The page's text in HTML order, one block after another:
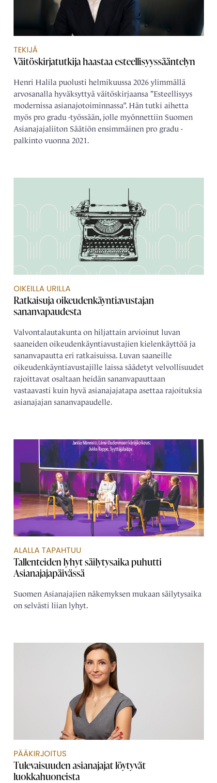
TEKIJÄ
Väitöskirjatutkija haastaa esteellisyyssääntelyn
Henri Halila puolusti helmikuussa 2026 ylimmällä
arvosanalla hyväksyttyä väitöskirjaansa ”Esteellisyys
modernissa asianajotoiminnassa”. Hän tutki aihetta
myös pro gradu -työssään, jolle myönnettiin Suomen
Asianajajaliiton Säätiön ensimmäinen pro gradu -
palkinto vuonna 2021.
OIKEILLA URILLA
Ratkaisuja oikeudenkäyntiavustajan
sananvapaudesta
Valvontalautakunta on hiljattain arvioinut luvan
saaneiden oikeudenkäyntiavustajien kielenkäyttöä ja
sananvapautta eri ratkaisuissa. Luvan saaneille
oikeudenkäyntiavustajille laissa säädetyt velvollisuudet
rajoittavat osaltaan heidän sananvapauttaan
vastaavasti kuin hyvä asianajajatapa asettaa rajoituksia
asianajajan sananvapaudelle.
ALALLA TAPAHTUU
Tallenteiden lyhyt säilytysaika puhutti
Asianajajapäivässä
Suomen Asianajajien näkemyksen mukaan säilytysaika
on selvästi liian lyhyt.
PÄÄKIRJOITUS
Tulevaisuuden asianajajat löytyvät
luokkahuoneista